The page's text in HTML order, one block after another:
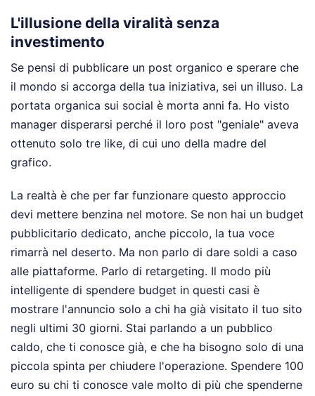
L'illusione della viralità senza
investimento
Se pensi di pubblicare un post organico e sperare che
il mondo si accorga della tua iniziativa, sei un illuso. La
portata organica sui social è morta anni fa. Ho visto
manager disperarsi perché il loro post "geniale" aveva
ottenuto solo tre like, di cui uno della madre del
grafico.
La realtà è che per far funzionare questo approccio
devi mettere benzina nel motore. Se non hai un budget
pubblicitario dedicato, anche piccolo, la tua voce
rimarrà nel deserto. Ma non parlo di dare soldi a caso
alle piattaforme. Parlo di retargeting. Il modo più
intelligente di spendere budget in questi casi è
mostrare l'annuncio solo a chi ha già visitato il tuo sito
negli ultimi 30 giorni. Stai parlando a un pubblico
caldo, che ti conosce già, e che ha bisogno solo di una
piccola spinta per chiudere l'operazione. Spendere 100
euro su chi ti conosce vale molto di più che spenderne